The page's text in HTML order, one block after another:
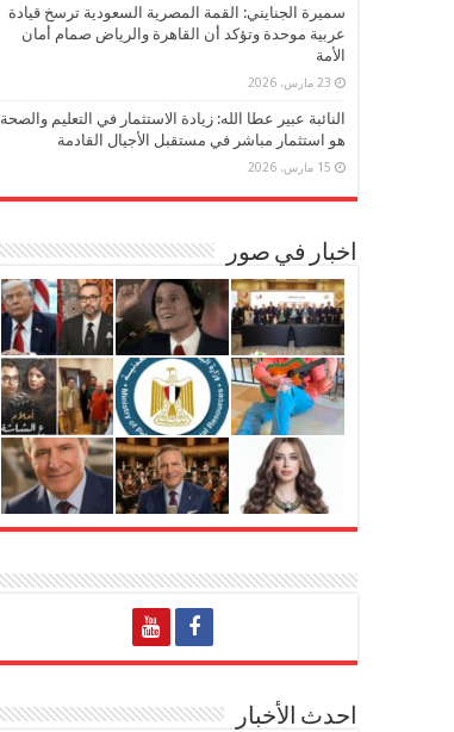
سميرة الجنايني: القمة المصرية السعودية ترسخ قيادة
عربية موحدة وتؤكد أن القاهرة والرياض صمام أمان
الأمة
23 مارس، 2026
النائبة عبير عطا الله: زيادة الاستثمار في التعليم والصحة
هو استثمار مباشر في مستقبل الأجيال القادمة
15 مارس، 2026
اخبار في صور
احدث الأخبار